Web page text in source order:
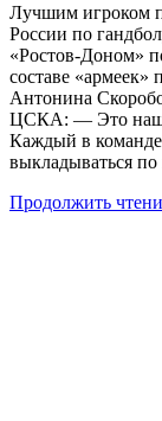
Лучшим игроком
России по
«Ростов-Доном»
составе «армеек»
Антонина
ЦСКА: — Это наш
Каждый в
выкладываться
Продолжить